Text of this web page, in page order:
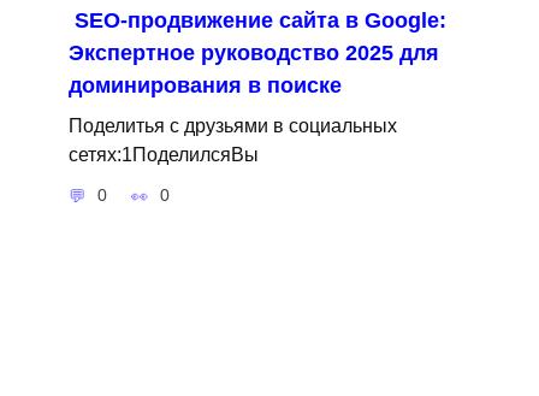
SEO-продвижение сайта в Google:
Экспертное руководство 2025 для
доминирования в поиске
Поделитья с друзьями в социальных
сетях:1ПоделилсяВы
0 0